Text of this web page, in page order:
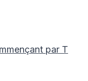
par T